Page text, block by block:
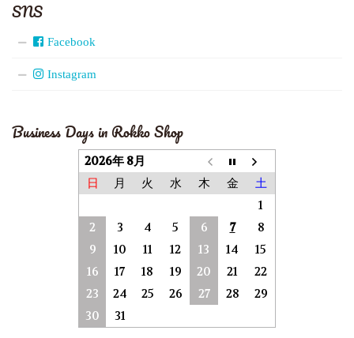
SNS
Facebook
Instagram
Business Days in Rokko Shop
2026年 8月
日 月 火 水 木 金 土
1
2
3 4 5 6 7
8
9
10 11 12 13 14
15
16
17 18 19 20 21
22
23
24 25 26 27 28
29
30
31